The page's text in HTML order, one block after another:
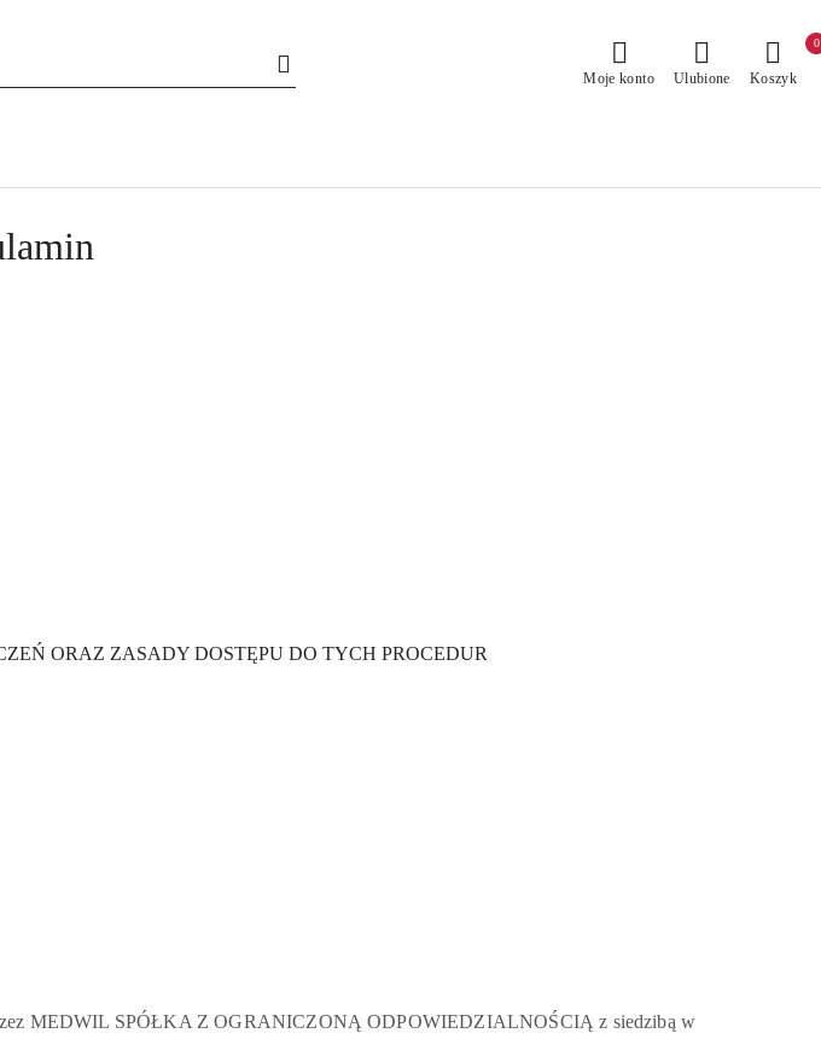
Moje konto Ulubione Koszyk
0
ORAZ ZASADY DOSTĘPU DO TYCH PROCEDUR
MEDWIL SPÓŁKA Z OGRANICZONĄ ODPOWIEDZIALNOŚCIĄ z siedzibą w